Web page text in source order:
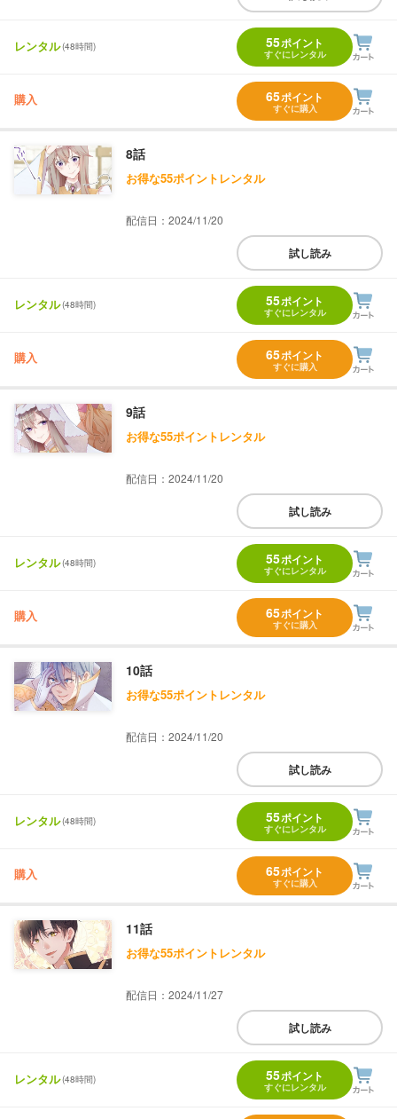
レンタル(48時間) 55ポイント
すぐにレンタル
購入 65ポイント
すぐに購入
8話
お得な55ポイントレンタル
配信日：2024/11/20
試し読み
レンタル(48時間) 55ポイント
すぐにレンタル
購入 65ポイント
すぐに購入
9話
お得な55ポイントレンタル
配信日：2024/11/20
試し読み
レンタル(48時間) 55ポイント
すぐにレンタル
購入 65ポイント
すぐに購入
10話
お得な55ポイントレンタル
配信日：2024/11/20
試し読み
レンタル(48時間) 55ポイント
すぐにレンタル
購入 65ポイント
すぐに購入
11話
お得な55ポイントレンタル
配信日：2024/11/27
試し読み
レンタル(48時間) 55ポイント
すぐにレンタル